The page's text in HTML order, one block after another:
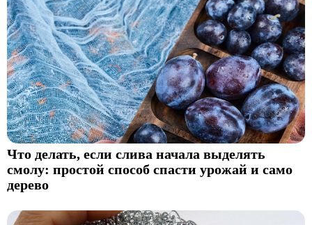
Что делать, если слива начала выделять
смолу: простой способ спасти урожай и само
дерево